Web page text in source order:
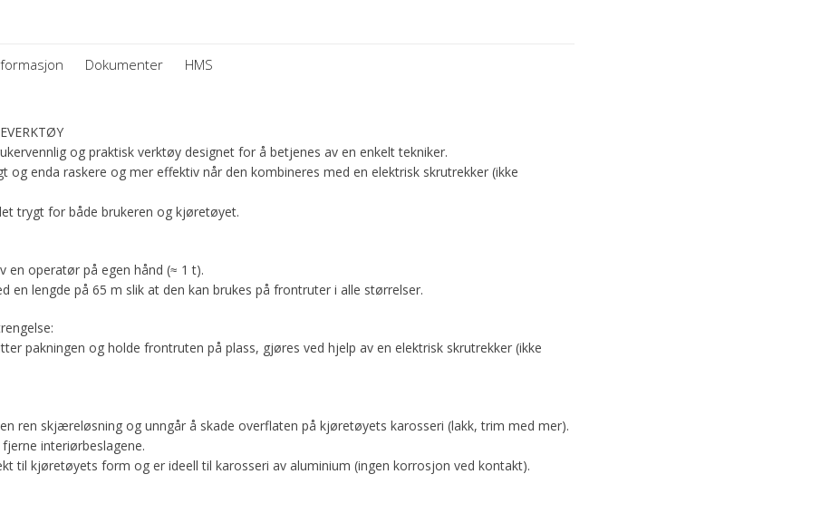
Dokumenter HMS
og praktisk verktøy designet for å betjenes av en enkelt tekniker.
og enda raskere og mer effektiv når den kombineres med en elektrisk skrutrekker (ikke
trygt for både brukeren og kjøretøyet.
en operatør på egen hånd (≈ 1 t).
en lengde på 65 m slik at den kan brukes på frontruter i alle størrelser.
pakningen og holde frontruten på plass, gjøres ved hjelp av en elektrisk skrutrekker (ikke
ren skjæreløsning og unngår å skade overflaten på kjøretøyets karosseri (lakk, trim med mer).
interiørbeslagene.
til kjøretøyets form og er ideell til karosseri av aluminium (ingen korrosjon ved kontakt).